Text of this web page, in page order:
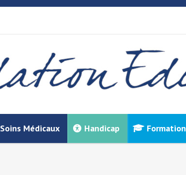
Soins Médicaux Handicap Formation